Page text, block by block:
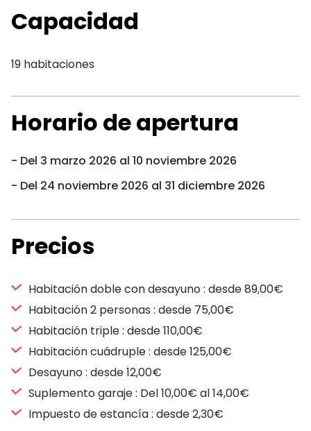
Capacidad
19 habitaciones
Horario de apertura
Del 3 marzo 2026 al 10 noviembre 2026
Del 24 noviembre 2026 al 31 diciembre 2026
Precios
Habitación doble con desayuno : desde 89,00€
Habitación 2 personas : desde 75,00€
Habitación triple : desde 110,00€
Habitación cuádruple : desde 125,00€
Desayuno : desde 12,00€
Suplemento garaje : Del 10,00€ al 14,00€
Impuesto de estancía : desde 2,30€